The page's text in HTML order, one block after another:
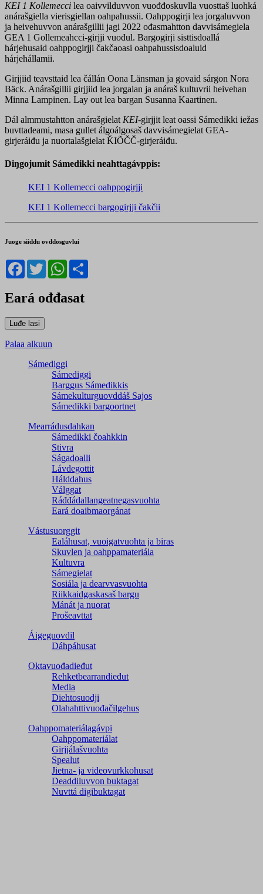
KEI 1 Kollemecci lea oaivvilduvvon vuođđoskuvlla vuosttaš luohká
anárašgiella vierisgiellan oahpahussii. Oahppogirji lea jorgaluvvon
ja heivehuvvon anárašgillii jagi 2022 ođasmahtton davvisámegiela
GEA 1 Gollemeahcci-girjji vuođul. Bargogirji sisttisdoallá
hárjehusaid oahppogirjji čakčaoasi oahpahussisdoaluid
hárjehállamii.
Girjjiid teavsttaid lea čállán Oona Länsman ja govaid sárgon Nora
Bäck. Anárašgillii girjjiid lea jorgalan ja anáraš kultuvrii heivehan
Minna Lampinen. Lay out lea bargan Susanna Kaartinen.
Dál almmustahtton anárašgielat KEI-girjjit leat oassi Sámedikki iežas
buvttadeami, masa gullet álgoálgosaš davvisámegielat GEA-
girjeráiđu ja nuortalašgielat ǨIÕČČ-girjeráiđu.
Diŋgojumit Sámedikki neahttagávppis:
KEI 1 Kollemecci oahppogirjji
KEI 1 Kollemecci bargogirjji čakčii
Juoge siiddu ovddosguvlui
Facebook
TwitterWhatsApp
Eará ođđasat
Palaa alkuun
Sámediggi
Sámediggi
Barggus Sámedikkis
Sámekulturguovddáš Sajos
Sámedikki bargoortnet
Mearrádusdahkan
Sámedikki čoahkkin
Stivra
Ságadoalli
Lávdegottit
Hálddahus
Válggat
Ráđđádallangeatnegas­vuohta
Eará doaibmaorgánat
Vástusuorggit
Ealáhusat, vuoigatvuohta ja biras
Skuvlen ja oahppamateriála
Kultuvra
Sámegielat
Sosiála ja dearvvasvuohta
Riikkaidgaskasaš bargu
Mánát ja nuorat
Prošeavttat
Áigeguovdil
Dáhpáhusat
Oktavuođadieđut
Rehketbearrandieđut
Media
Diehtosuodji
Olahahttivuođačilgehus
Oahppomateriálagávpi
Oahppomateriálat
Girjjálašvuohta
Spealut
Jietna- ja videovurkkohusat
Deaddiluvvon buktagat
Nuvttá digibuktagat